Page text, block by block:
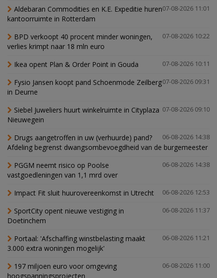
07-08-2026 11:01
Aldebaran Commodities en K.E. Expeditie huren
kantoorruimte in Rotterdam
07-08-2026 10:22
BPD verkoopt 40 procent minder woningen,
verlies krimpt naar 18 mln euro
07-08-2026 10:11
Ikea opent Plan & Order Point in Gouda
07-08-2026 09:31
Fysio Jansen koopt pand Schoenmode Zeilberg
in Deurne
07-08-2026 09:10
Siebel Juweliers huurt winkelruimte in Cityplaza
Nieuwegein
06-08-2026 14:38
Drugs aangetroffen in uw (verhuurde) pand?
Afdeling begrenst dwangsombevoegdheid van de burgemeester
06-08-2026 14:38
PGGM neemt risico op Poolse
vastgoedleningen van 1,1 mrd over
06-08-2026 12:53
Impact Fit sluit huurovereenkomst in Utrecht
06-08-2026 11:37
SportCity opent nieuwe vestiging in
Doetinchem
06-08-2026 11:21
Portaal: 'Afschaffing winstbelasting maakt
3.000 extra woningen mogelijk'
06-08-2026 11:00
197 miljoen euro voor omgeving
hoogspanningsprojecten